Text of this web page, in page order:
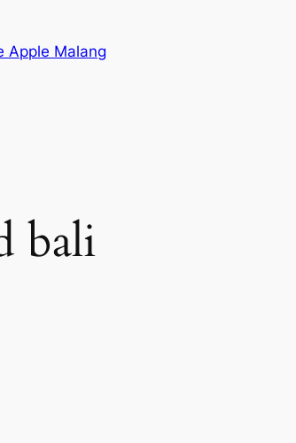
Apple Malang
bali